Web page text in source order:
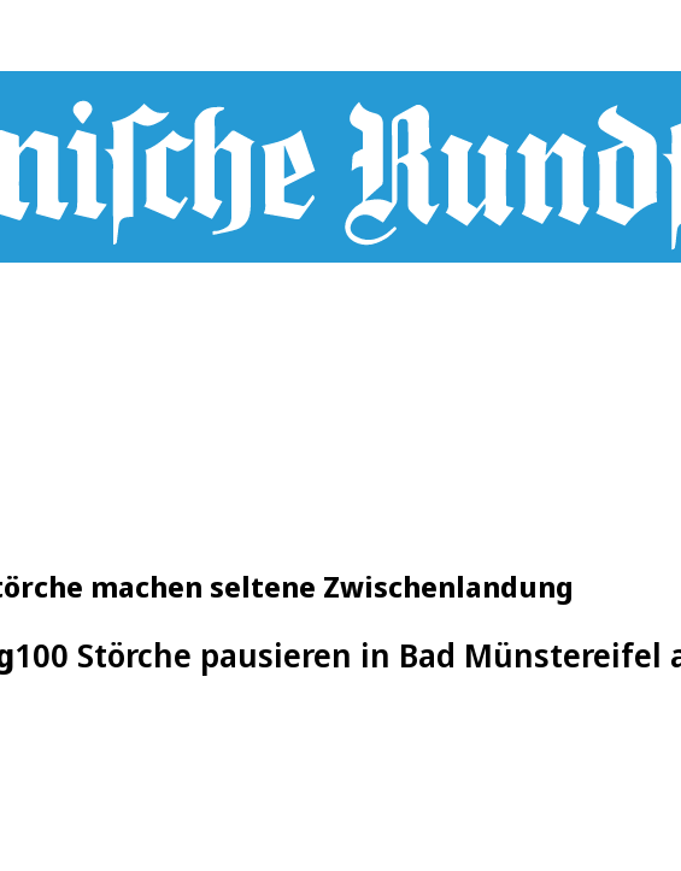
machen seltene Zwischenlandung
100 Störche pausieren in Bad Münstereifel